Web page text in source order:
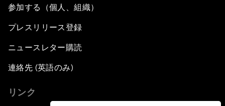
参加する（個人、組織）
プレスリリース登録
ニュースレター購読
連絡先 (英語のみ)
リンク